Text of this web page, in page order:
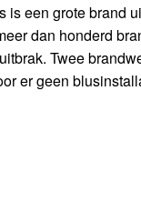
een grote brand
dan honderd
Twee
er geen